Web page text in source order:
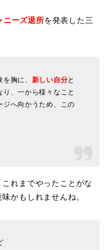
ニーズ退所を発表した三
胸に、 新しい自分と
、一から様々なこと
ジへ向かうため、この
これまでやったことがな
かもしれませんね。